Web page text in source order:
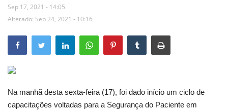
Floriano
Secretarias e Órgãos
Mural de Licitações
Notícias
Sep 17, 2021 - 14:05
Alterado: Sep 24, 2021 - 10:16
Na manhã desta sexta-feira (17), foi dado início um ciclo de
capacitações voltadas para a Segurança do Paciente em